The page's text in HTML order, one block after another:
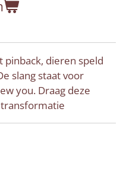
pinback, dieren speld
slang staat voor
you. Draag deze